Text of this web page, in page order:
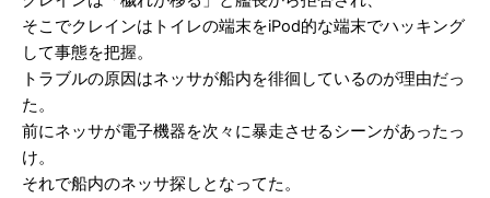
そこでクレインはトイレの端末をiPod的な端末でハッキング
して事態を把握。
トラブルの原因はネッサが船内を徘徊しているのが理由だっ
た。
前にネッサが電子機器を次々に暴走させるシーンがあったっ
け。
それで船内のネッサ探しとなってた。